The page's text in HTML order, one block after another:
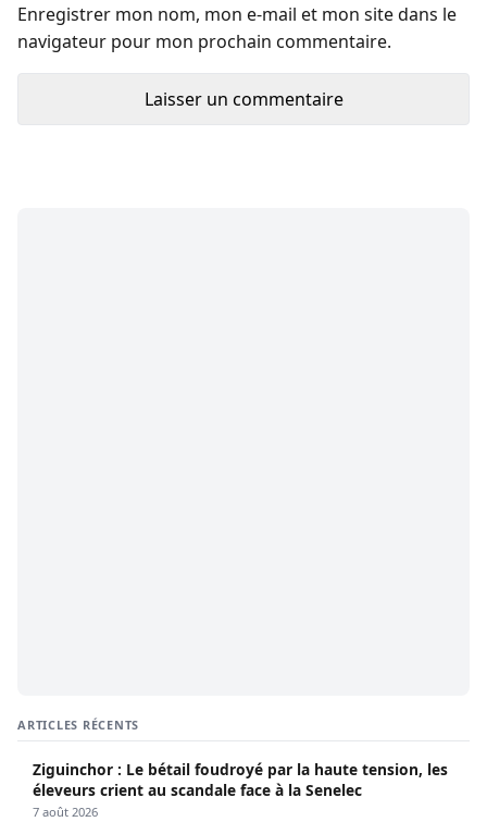
Enregistrer mon nom, mon e-mail et mon site dans le
navigateur pour mon prochain commentaire.
ARTICLES RÉCENTS
Ziguinchor : Le bétail foudroyé par la haute tension, les
éleveurs crient au scandale face à la Senelec
7 août 2026